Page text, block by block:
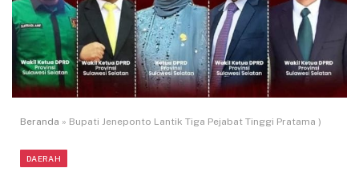
Beranda » Bupati Jeneponto Lantik Tiga Pejabat Tinggi Pratama )
DAERAH